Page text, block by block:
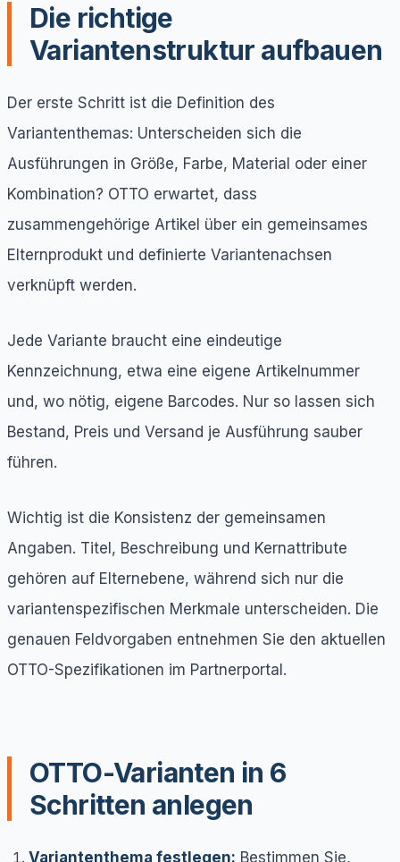
Die richtige
Variantenstruktur aufbauen
Der erste Schritt ist die Definition des
Variantenthemas: Unterscheiden sich die
Ausführungen in Größe, Farbe, Material oder einer
Kombination? OTTO erwartet, dass
zusammengehörige Artikel über ein gemeinsames
Elternprodukt und definierte Variantenachsen
verknüpft werden.
Jede Variante braucht eine eindeutige
Kennzeichnung, etwa eine eigene Artikelnummer
und, wo nötig, eigene Barcodes. Nur so lassen sich
Bestand, Preis und Versand je Ausführung sauber
führen.
Wichtig ist die Konsistenz der gemeinsamen
Angaben. Titel, Beschreibung und Kernattribute
gehören auf Elternebene, während sich nur die
variantenspezifischen Merkmale unterscheiden. Die
genauen Feldvorgaben entnehmen Sie den aktuellen
OTTO-Spezifikationen im Partnerportal.
OTTO-Varianten in 6
Schritten anlegen
Variantenthema festlegen: Bestimmen Sie,